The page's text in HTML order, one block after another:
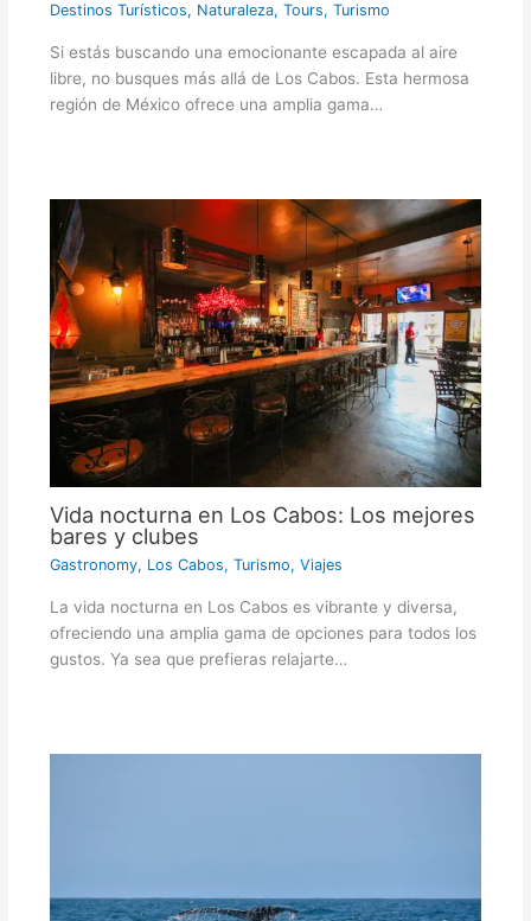
Destinos Turísticos, Naturaleza, Tours, Turismo
Si estás buscando una emocionante escapada al aire
libre, no busques más allá de Los Cabos. Esta hermosa
región de México ofrece una amplia gama…
Vida nocturna en Los Cabos: Los mejores
bares y clubes
Gastronomy, Los Cabos, Turismo, Viajes
La vida nocturna en Los Cabos es vibrante y diversa,
ofreciendo una amplia gama de opciones para todos los
gustos. Ya sea que prefieras relajarte…